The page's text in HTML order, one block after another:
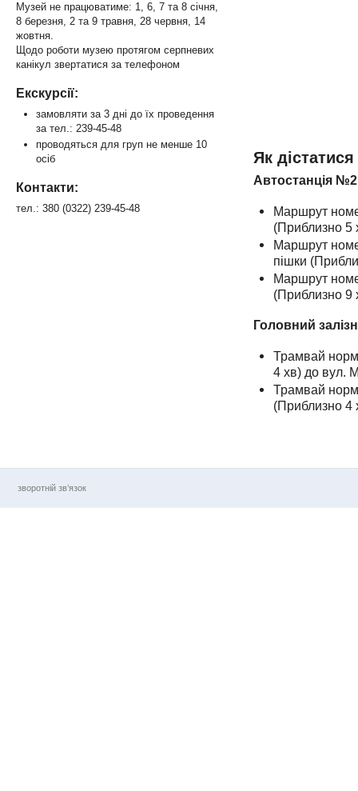
Музей не працюватиме: 1, 6, 7 та 8 січня,
8 березня, 2 та 9 травня, 28 червня, 14
жовтня.
Щодо роботи музею протягом серпневих
канікул звертатися за телефоном
Екскурсії:
замовляти за 3 дні до їх проведення
за тел.: 239-45-48
проводяться для груп не менше 10
осіб
Контакти:
тел.: 380 (0322) 239-45-48
Як
Автостанція
Маршрут
(Приблизно 5
Маршрут
пішки
Маршрут
(Приблизно 9
Головний
Трамвай
4 хв) до вул.
Трамвай
(Приблизно 4
зворотній зв’язок